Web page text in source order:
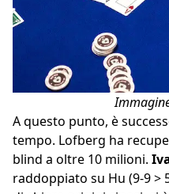
A questo punto, è
tempo. Lofberg ha
blind a oltre 10 milioni.
raddoppiato su Hu (9-9 >